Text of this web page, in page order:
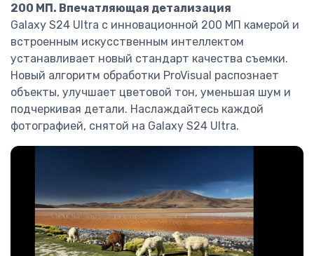
200 МП. Впечатляющая детализация
Galaxy S24 Ultra с инновационной 200 МП камерой и
встроенным искусственным интеллектом
устанавливает новый стандарт качества съемки.
Новый алгоритм обработки ProVisual распознает
объекты, улучшает цветовой тон, уменьшая шум и
подчеркивая детали. Наслаждайтесь каждой
фотографией, снятой на Galaxy S24 Ultra.